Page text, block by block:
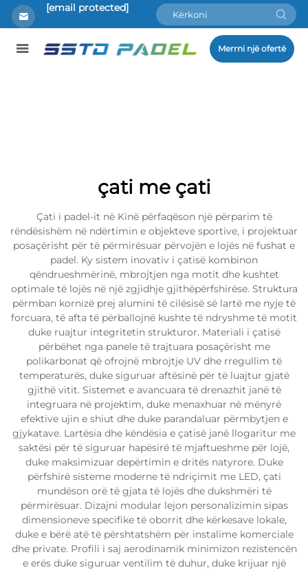
[email protected]
Merrni një ofertë
çati me çati
Çati i padel-it në Kinë përfaqëson një përparim të
rëndësishëm në ndërtimin e objekteve sportive, i projektuar
posaçërisht për të përmirësuar përvojën e lojës në fushat e
padel. Ky sistem inovativ i çatisë kombinon
qëndrueshmërinë, mbrojtjen nga motit dhe kushtet
optimale të lojës në një zgjidhje gjithëpërfshirëse. Struktura
përmban kornizë prej alumini të cilësisë së lartë me nyje të
forcuara, të afta të përballojnë kushte të ndryshme të motit
duke ruajtur integritetin strukturor. Materiali i çatisë
përbëhet nga panele të trajtuara posaçërisht me
polikarbonat që ofrojnë mbrojtje UV dhe rregullim të
temperaturës, duke siguruar aftësinë për të luajtur gjatë
gjithë vitit. Sistemet e avancuara të drenazhit janë të
integruara në projektim, duke menaxhuar në mënyrë
efektive ujin e shiut dhe duke parandaluar përmbytjen e
gjykatave. Lartësia dhe këndësia e çatisë janë llogaritur me
saktësi për të siguruar hapësirë të mjaftueshme për lojë,
duke maksimizuar depërtimin e dritës natyrore. Duke
përfshirë sisteme moderne të ndriçimit me LED, çati
mundëson orë të gjata të lojës dhe dukshmëri të
përmirësuar. Dizajni modular lejon personalizimin sipas
dimensioneve specifike të oborrit dhe kërkesave lokale,
duke e bërë atë të përshtatshëm për instalime komerciale
dhe private. Profili i saj aerodinamik minimizon rezistencën
e erës duke siguruar ventilim të duhur, duke krijuar një